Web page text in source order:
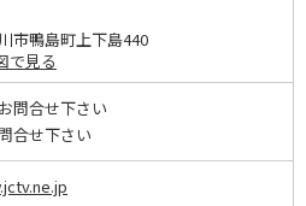
市鴨島町上下島440
で見る
お問合せ下さい
合せ下さい